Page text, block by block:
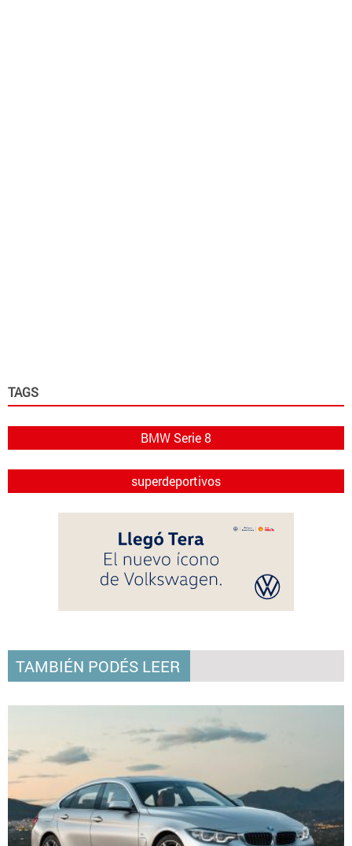
TAGS
BMW Serie 8
superdeportivos
TAMBIÉN PODÉS LEER